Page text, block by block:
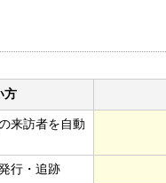
方
来訪者を自動
行・追跡